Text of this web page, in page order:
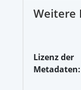
Weitere
Lizenz der
Metadaten: